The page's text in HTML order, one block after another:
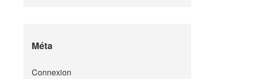
Méta
Connexion